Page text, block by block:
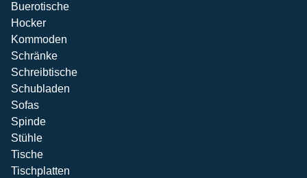
Buerotische
Hocker
Kommoden
Schränke
Schreibtische
Schubladen
Sofas
Spinde
Stühle
Tische
Tischplatten